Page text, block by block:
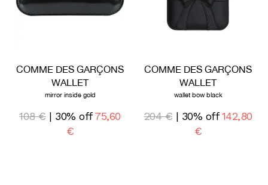
COMME DES GARÇONS
WALLET
mirror inside gold
108 €| 30% off 75,60
€
COMME DES GARÇONS
WALLET
wallet bow black
204 € | 30% off 142,80
€